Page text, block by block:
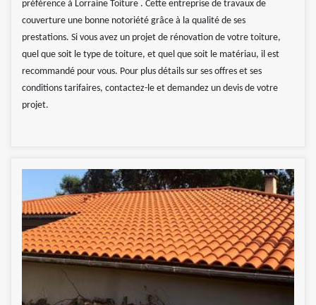
préférence à Lorraine Toiture . Cette entreprise de travaux de
couverture une bonne notoriété grâce à la qualité de ses
prestations. Si vous avez un projet de rénovation de votre toiture,
quel que soit le type de toiture, et quel que soit le matériau, il est
recommandé pour vous. Pour plus détails sur ses offres et ses
conditions tarifaires, contactez-le et demandez un devis de votre
projet.